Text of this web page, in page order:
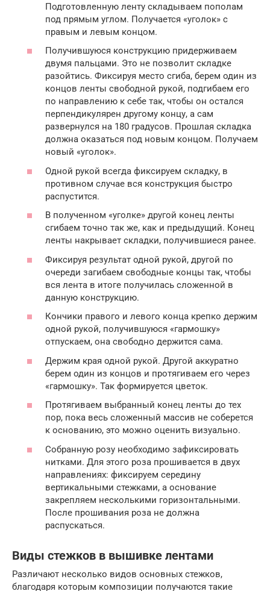
Подготовленную ленту складываем пополам
под прямым углом. Получается «уголок» с
правым и левым концом.
Получившуюся конструкцию придерживаем
двумя пальцами. Это не позволит складке
разойтись. Фиксируя место сгиба, берем один из
концов ленты свободной рукой, подгибаем его
по направлению к себе так, чтобы он остался
перпендикулярен другому концу, а сам
развернулся на 180 градусов. Прошлая складка
должна оказаться под новым концом. Получаем
новый «уголок».
Одной рукой всегда фиксируем складку, в
противном случае вся конструкция быстро
распустится.
В полученном «уголке» другой конец ленты
сгибаем точно так же, как и предыдущий. Конец
ленты накрывает складки, получившиеся ранее.
Фиксируя результат одной рукой, другой по
очереди загибаем свободные концы так, чтобы
вся лента в итоге получилась сложенной в
данную конструкцию.
Кончики правого и левого конца крепко держим
одной рукой, получившуюся «гармошку»
отпускаем, она свободно держится сама.
Держим края одной рукой. Другой аккуратно
берем один из концов и протягиваем его через
«гармошку». Так формируется цветок.
Протягиваем выбранный конец ленты до тех
пор, пока весь сложенный массив не соберется
к основанию, это можно оценить визуально.
Собранную розу необходимо зафиксировать
нитками. Для этого роза прошивается в двух
направлениях: фиксируем середину
вертикальными стежками, а основание
закрепляем несколькими горизонтальными.
После прошивания роза не должна
распускаться.
Виды стежков в вышивке лентами
Различают несколько видов основных стежков,
благодаря которым композиции получаются такие